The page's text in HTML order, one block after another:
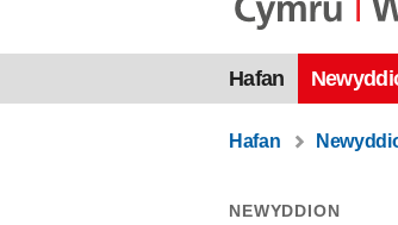
Hafan
Hafan
NEWYDDION